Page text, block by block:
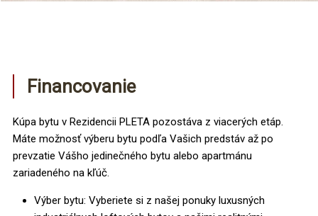
Financovanie
Kúpa bytu v Rezidencii PLETA pozostáva z viacerých etáp.
Máte možnosť výberu bytu podľa Vašich predstáv až po
prevzatie Vášho jedinečného bytu alebo apartmánu
zariadeného na kľúč.
Výber bytu: Vyberiete si z našej ponuky luxusných